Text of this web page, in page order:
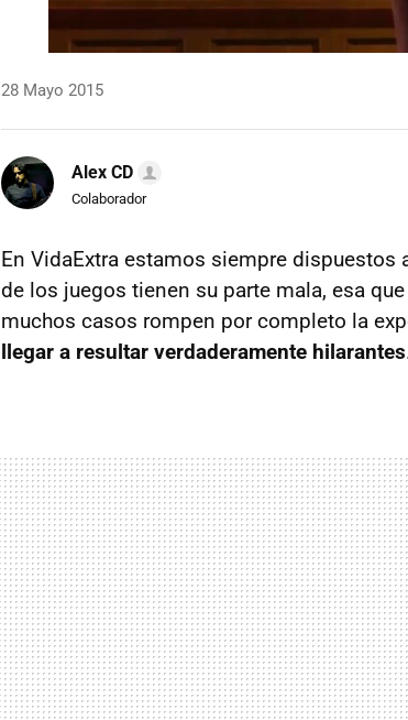
28 Mayo 2015
Alex CD
Colaborador
En VidaExtra estamos siempre dispuestos
de los juegos tienen su parte mala, esa
muchos casos rompen por completo la
llegar a resultar verdaderamente hilarantes